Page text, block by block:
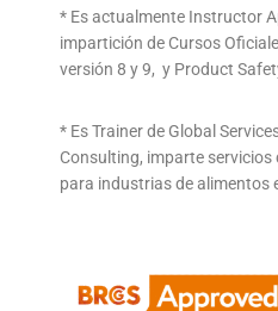
* Es actualmente Instructor
impartición de Cursos
versión 8 y 9, y Product
* Es Trainer de Global
Consulting, imparte
para industrias de alimentos